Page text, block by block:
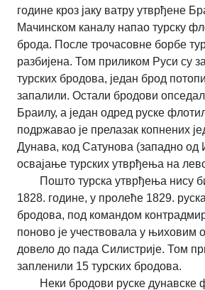
године кроз јаку ватру утврђене
Мачинском каналу напао турску
брода. После трочасовне борбе
разбијена. Том приликом Руси су
турских бродова, један брод
запалили. Остали бродови
Браилу, а један одред руске
подржавао је прелазак копнених
Дунава, код Сатунова (западно од
освајање турских утврђења на
Пошто турска утврђења нису
1828. године, у пролеће 1829.
бродова, под командом
поново је учествовала у њиховим
довело до пада Силистрије. Том
запленили 15 турских бродова.
Неки бродови руске дунавске